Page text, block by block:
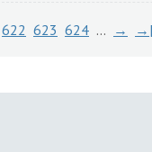
622 623 624 … → →|